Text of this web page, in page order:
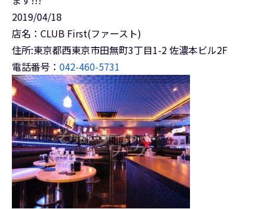
2019/04/18
店名：CLUB First(ファースト)
住所:東京都西東京市田無町3丁目1-2 佐濃本ビル2F
電話番号： 042-460-5731